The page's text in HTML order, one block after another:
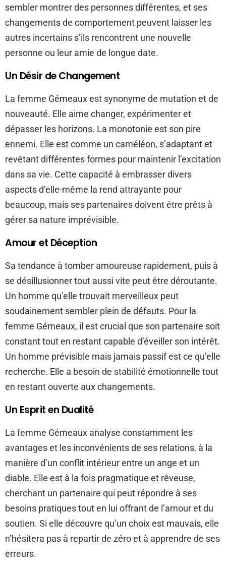
sembler montrer des personnes différentes, et ses
changements de comportement peuvent laisser les
autres incertains s’ils rencontrent une nouvelle
personne ou leur amie de longue date.
Un Désir de Changement
La femme Gémeaux est synonyme de mutation et de
nouveauté. Elle aime changer, expérimenter et
dépasser les horizons. La monotonie est son pire
ennemi. Elle est comme un caméléon, s’adaptant et
revêtant différentes formes pour maintenir l’excitation
dans sa vie. Cette capacité à embrasser divers
aspects d’elle-même la rend attrayante pour
beaucoup, mais ses partenaires doivent être prêts à
gérer sa nature imprévisible.
Amour et Déception
Sa tendance à tomber amoureuse rapidement, puis à
se désillusionner tout aussi vite peut être déroutante.
Un homme qu’elle trouvait merveilleux peut
soudainement sembler plein de défauts. Pour la
femme Gémeaux, il est crucial que son partenaire soit
constant tout en restant capable d’éveiller son intérêt.
Un homme prévisible mais jamais passif est ce qu’elle
recherche. Elle a besoin de stabilité émotionnelle tout
en restant ouverte aux changements.
Un Esprit en Dualité
La femme Gémeaux analyse constamment les
avantages et les inconvénients de ses relations, à la
manière d’un conflit intérieur entre un ange et un
diable. Elle est à la fois pragmatique et rêveuse,
cherchant un partenaire qui peut répondre à ses
besoins pratiques tout en lui offrant de l’amour et du
soutien. Si elle découvre qu’un choix est mauvais, elle
n’hésitera pas à repartir de zéro et à apprendre de ses
erreurs.